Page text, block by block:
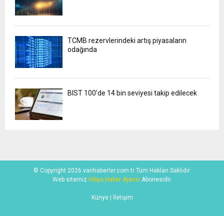
TCMB rezervlerindeki artış piyasaların
odağında
BIST 100’de 14 bin seviyesi takip edilecek
© Copyright 2026 vanhaberler.com.tr Tüm Hakları Saklıdır.
Web sitemiz Hibya Haber Ajansı Abonesidir.
Künye| İletişim